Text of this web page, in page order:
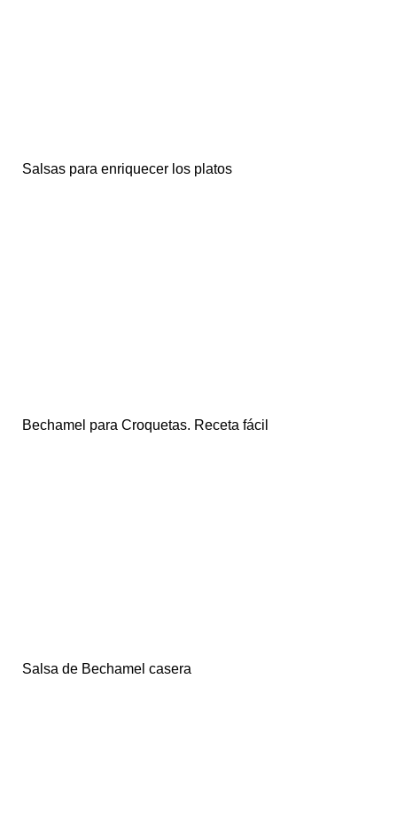
Salsas para enriquecer los platos
Bechamel para Croquetas. Receta fácil
Salsa de Bechamel casera